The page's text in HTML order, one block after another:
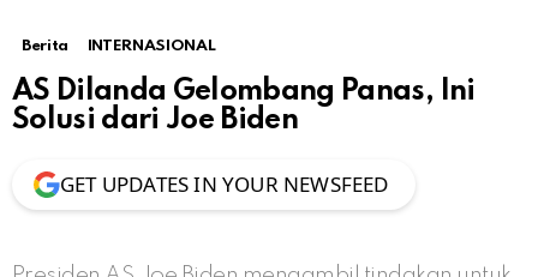
Berita INTERNASIONAL
AS Dilanda Gelombang Panas, Ini
Solusi dari Joe Biden
GET UPDATES IN YOUR NEWSFEED